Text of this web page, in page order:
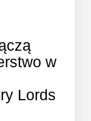
w
Lords